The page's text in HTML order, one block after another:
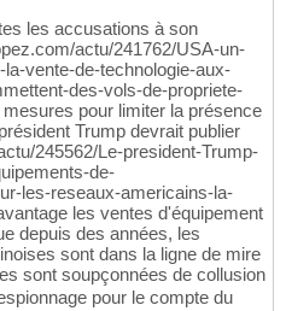
les accusations à son
actu/241762/USA-un-
vente-de-technologie-aux-
des-vols-de-propriete-
pour limiter la présence
Trump devrait publier
245562/Le-president-Trump-
de-
les-reseaux-americains-la-
les ventes d'équipement
depuis des années, les
sont dans la ligne de mire
sont soupçonnées de collusion
pour le compte du